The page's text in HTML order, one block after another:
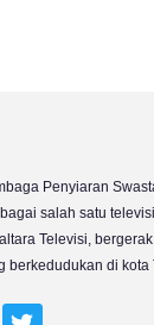
Penyiaran
salah satu
Televisi,
berkedudukan di kota
T